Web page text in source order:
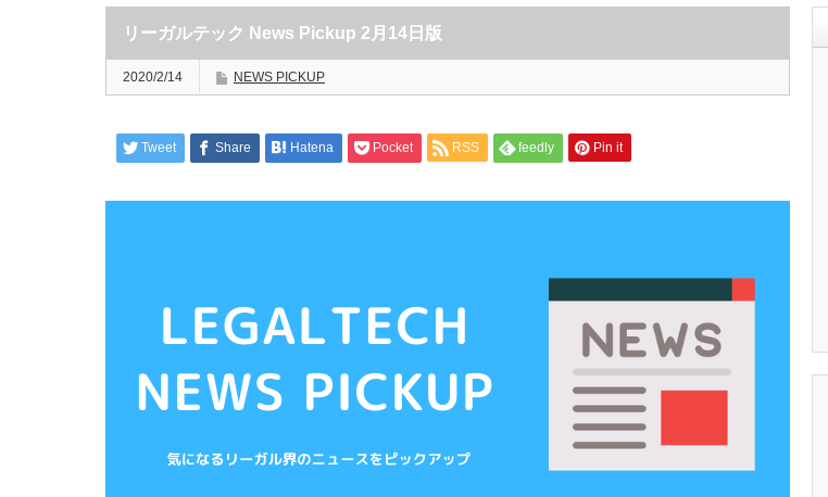
リーガルテック News Pickup 2月14日版
2020/2/14 NEWS PICKUP
Tweet Share Hatena Pocket RSS feedly Pin it